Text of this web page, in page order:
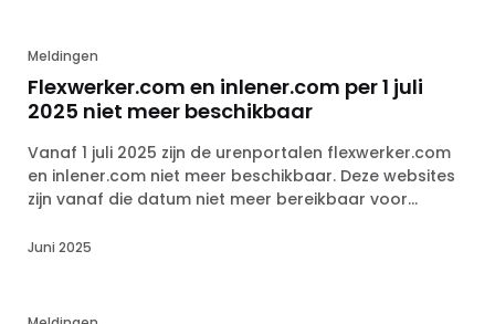
Meldingen
Flexwerker.com en inlener.com per 1 juli
2025 niet meer beschikbaar
Vanaf 1 juli 2025 zijn de urenportalen flexwerker.com
en inlener.com niet meer beschikbaar. Deze websites
zijn vanaf die datum niet meer bereikbaar voor
Juni 2025